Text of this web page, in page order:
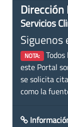
Servicios
Siguenos
NOTA: Todos
este Portal
se solicita
como la